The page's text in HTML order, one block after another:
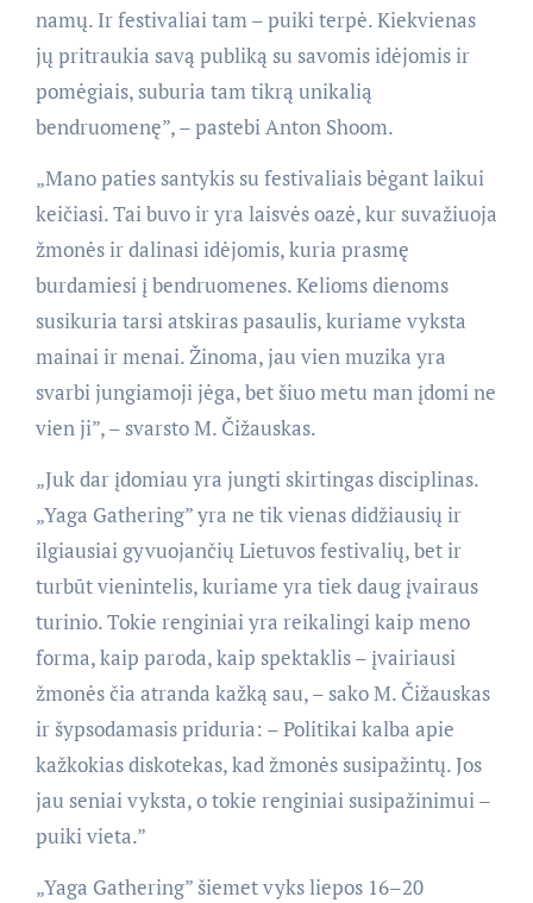
namų. Ir festivaliai tam – puiki terpė. Kiekvienas
jų pritraukia savą publiką su savomis idėjomis ir
pomėgiais, suburia tam tikrą unikalią
bendruomenę”, – pastebi Anton Shoom.
„Mano paties santykis su festivaliais bėgant laikui
keičiasi. Tai buvo ir yra laisvės oazė, kur suvažiuoja
žmonės ir dalinasi idėjomis, kuria prasmę
burdamiesi į bendruomenes. Kelioms dienoms
susikuria tarsi atskiras pasaulis, kuriame vyksta
mainai ir menai. Žinoma, jau vien muzika yra
svarbi jungiamoji jėga, bet šiuo metu man įdomi ne
vien ji”, – svarsto M. Čižauskas.
„Juk dar įdomiau yra jungti skirtingas disciplinas.
„Yaga Gathering” yra ne tik vienas didžiausių ir
ilgiausiai gyvuojančių Lietuvos festivalių, bet ir
turbūt vienintelis, kuriame yra tiek daug įvairaus
turinio. Tokie renginiai yra reikalingi kaip meno
forma, kaip paroda, kaip spektaklis – įvairiausi
žmonės čia atranda kažką sau, – sako M. Čižauskas
ir šypsodamasis priduria: – Politikai kalba apie
kažkokias diskotekas, kad žmonės susipažintų. Jos
jau seniai vyksta, o tokie renginiai susipažinimui –
puiki vieta.”
„Yaga Gathering” šiemet vyks liepos 16–20